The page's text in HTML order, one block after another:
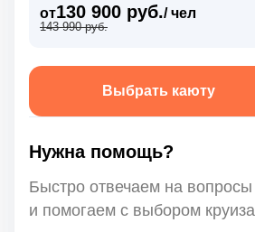
от130 900 руб./ чел
143 990 руб.
Выбрать каюту
Нужна помощь?
Быстро отвечаем на вопросы
и помогаем с выбором круиза